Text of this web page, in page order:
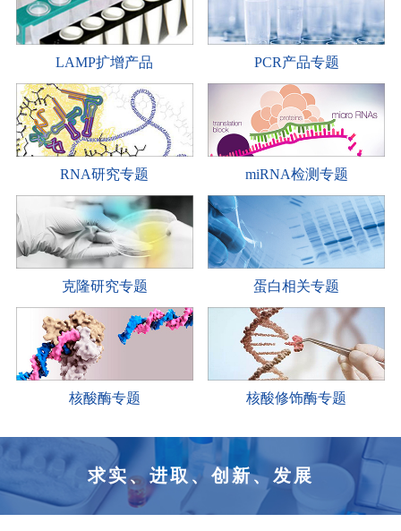
LAMP扩增产品 PCR产品专题
RNA研究专题 miRNA检测专题
克隆研究专题 蛋白相关专题
核酸酶专题 核酸修饰酶专题
求实、进取、创新、发展